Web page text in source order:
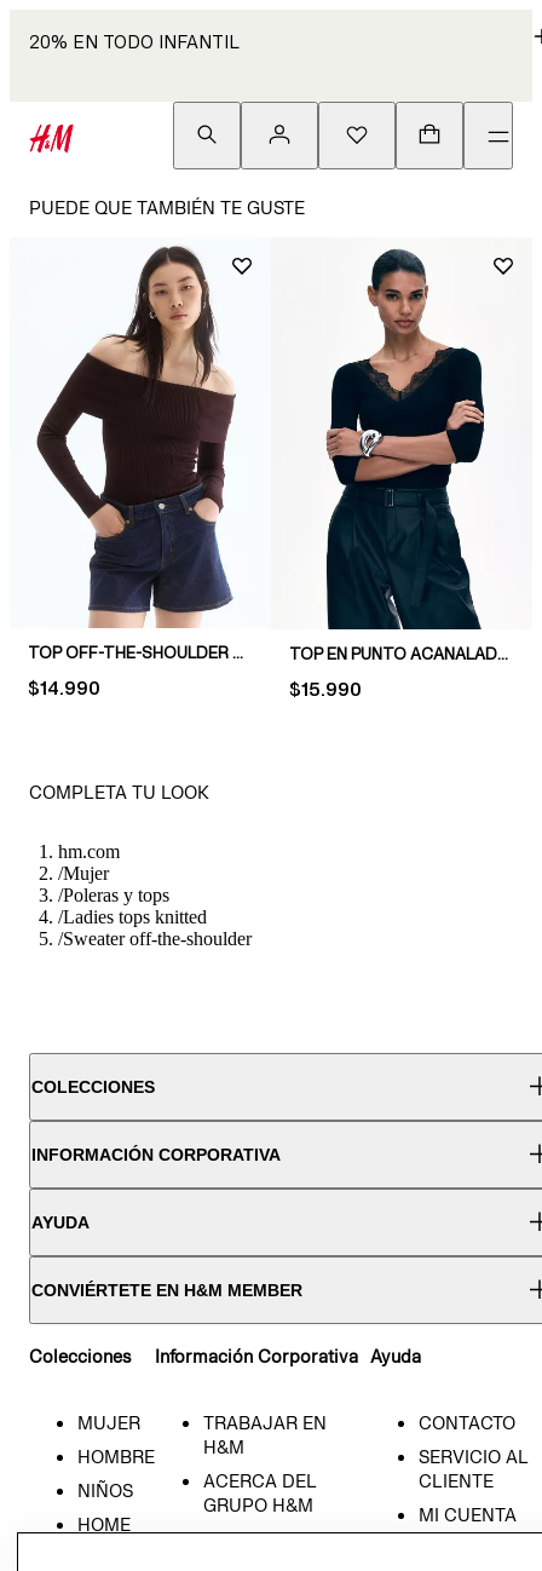
20% EN TODO INFANTIL
PUEDE QUE TAMBIÉN TE GUSTE
TOP OFF-THE-SHOULDER EN PUNTO ACANALADO
PRICE:
$14.990
TOP EN PUNTO ACANALADO CON RIBETE DE ENCAJE
PRICE:
$15.990
COMPLETA TU LOOK
hm.com
/Mujer
/Poleras y tops
/Ladies tops knitted
/Sweater off-the-shoulder
COLECCIONES
INFORMACIÓN CORPORATIVA
AYUDA
CONVIÉRTETE EN H&M MEMBER
Colecciones
MUJER
HOMBRE
NIÑOS
HOME
Información Corporativa
TRABAJAR EN
H&M
ACERCA DEL
GRUPO H&M
RESPONSABILIDAD
Ayuda
CONTACTO
SERVICIO AL
CLIENTE
MI CUENTA